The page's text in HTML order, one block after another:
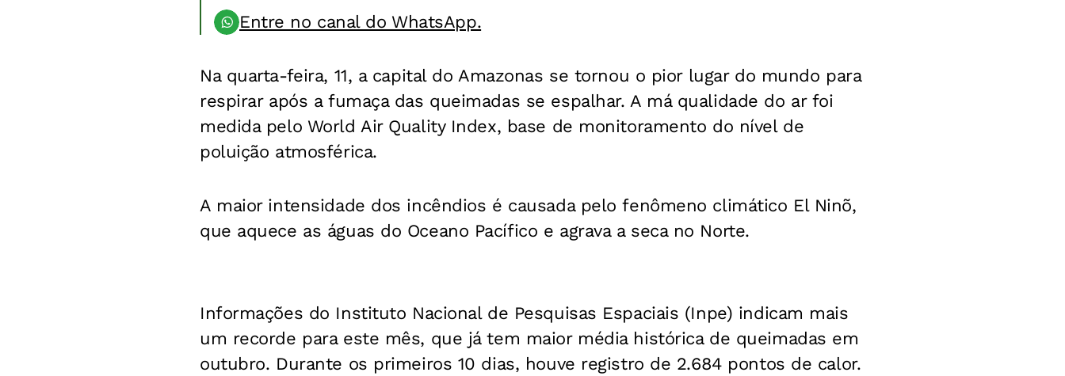
Entre no canal do WhatsApp.
Na quarta-feira, 11, a capital do Amazonas se tornou o pior lugar do mundo para
respirar após a fumaça das queimadas se espalhar. A má qualidade do ar foi
medida pelo World Air Quality Index, base de monitoramento do nível de
poluição atmosférica.
A maior intensidade dos incêndios é causada pelo fenômeno climático El Ninõ,
que aquece as águas do Oceano Pacífico e agrava a seca no Norte.
Informações do Instituto Nacional de Pesquisas Espaciais (Inpe) indicam mais
um recorde para este mês, que já tem maior média histórica de queimadas em
outubro. Durante os primeiros 10 dias, houve registro de 2.684 pontos de calor.